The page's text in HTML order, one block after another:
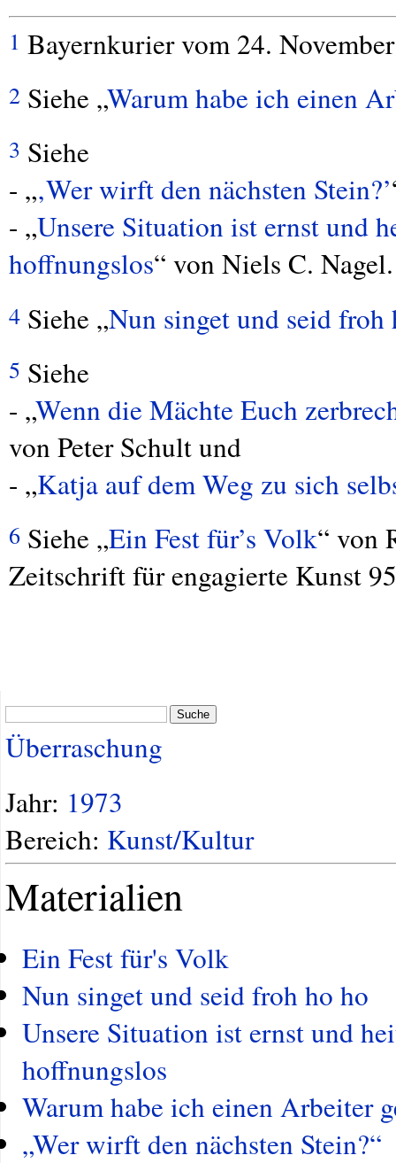
1 Bayernkurier vom 24.
2 Siehe „Warum habe ich einen
3 Siehe
- „‚Wer wirft den nächsten Stein?’
- „Unsere Situation ist ernst und
hoffnungslos“ von Niels C. Nagel.
4 Siehe „Nun singet und seid froh
5 Siehe
- „Wenn die Mächte Euch
von Peter Schult und
- „Katja auf dem Weg zu sich
6 Siehe „Ein Fest für’s Volk“ von
Zeitschrift für engagierte Kunst
Suche
Überraschung
Jahr: 1973
Bereich: Kunst/Kultur
Materialien
Ein Fest für's Volk
Nun singet und seid froh ho ho
Unsere Situation ist ernst und
hoffnungslos
Warum habe ich einen Arbeiter
„Wer wirft den nächsten Stein?“